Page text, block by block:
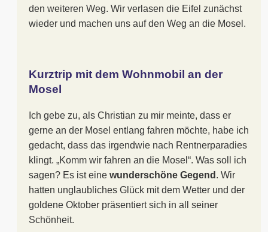
den weiteren Weg. Wir verlasen die Eifel zunächst
wieder und machen uns auf den Weg an die Mosel.
Kurztrip mit dem Wohnmobil an der
Mosel
Ich gebe zu, als Christian zu mir meinte, dass er
gerne an der Mosel entlang fahren möchte, habe ich
gedacht, dass das irgendwie nach Rentnerparadies
klingt. „Komm wir fahren an die Mosel“. Was soll ich
sagen? Es ist eine wunderschöne Gegend . Wir
hatten unglaubliches Glück mit dem Wetter und der
goldene Oktober präsentiert sich in all seiner
Schönheit.